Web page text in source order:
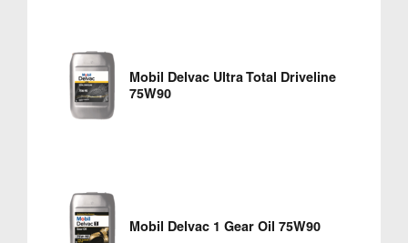
Mobil Delvac Ultra Total Driveline
75W90
Mobil Delvac 1 Gear Oil 75W90